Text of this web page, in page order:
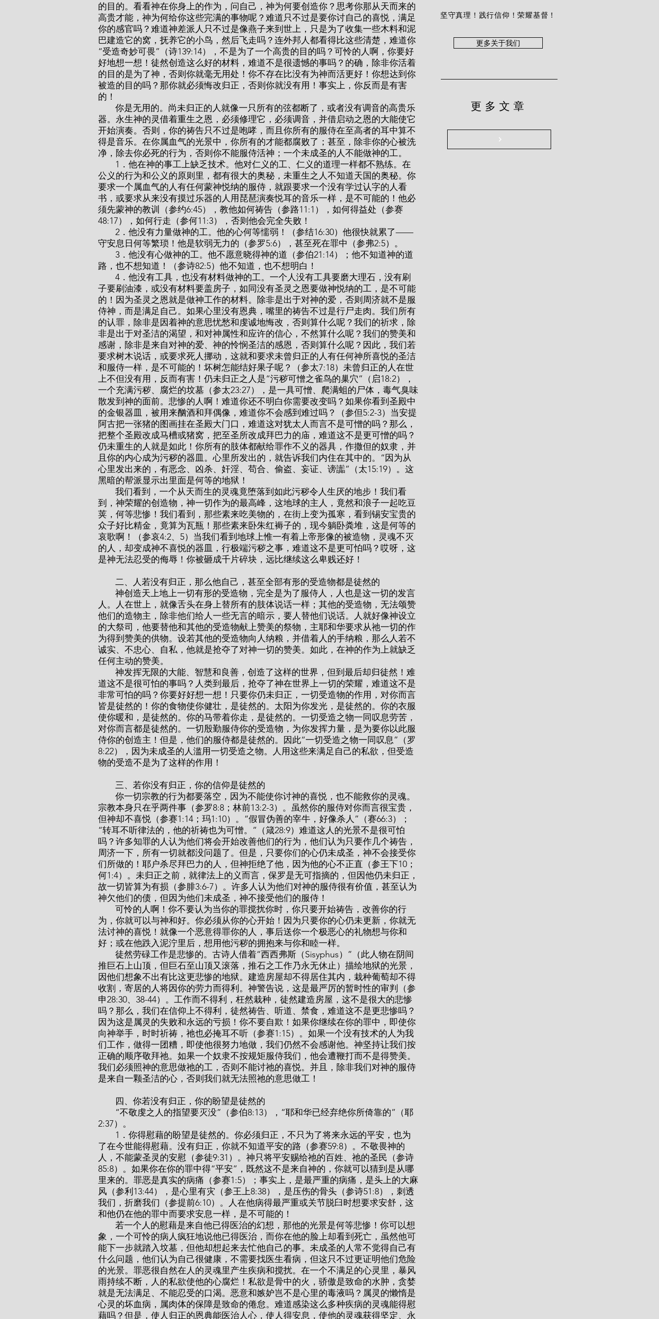
的目的。看看神在你身上的作为，问自己，神为何要创造你？思考你那从天而来的
高贵才能，神为何给你这些完满的事物呢？难道只不过是要你讨自己的喜悦，满足
你的感官吗？难道神差派人只不过是像燕子来到世上，只是为了收集一些木料和泥
巴建造它的窝，抚养它的小鸟，然后飞走吗？连外邦人都看得比这些清楚，难道你
“受造奇妙可畏”（诗139:14），不是为了一个高贵的目的吗？可怜的人啊，你要好
好地想一想！徒然创造这么好的材料，难道不是很遗憾的事吗？的确，除非你活着
的目的是为了神，否则你就毫无用处！你不存在比没有为神而活更好！你想达到你
被造的目的吗？那你就必须悔改归正，否则你就没有用！事实上，你反而是有害
的！
器。永生神的灵借着重生之恩，必须修理它，必须调音，并借启动之恩的大能使它
开始演奏。否则，你的祷告只不过是咆哮，而且你所有的服侍在至高者的耳中算不
得是音乐。在你属血气的光景中，你所有的才能都腐败了；甚至，除非你的心被洗
净，除去你必死的行为，否则你不能服侍活神；一个未成圣的人不能做神的工。
公义的行为和公义的原则里，都有很大的奥秘，未重生之人不知道天国的奥秘。你
要求一个属血气的人有任何蒙神悦纳的服侍，就跟要求一个没有学过认字的人看
书，或要求从来没有摸过乐器的人用琵琶演奏悦耳的音乐一样，是不可能的！他必
须先蒙神的教训（参约6:45），教他如何祷告（参路11:1），如何得益处（参赛
48:17），如何行走（参何11:3），否则他会完全失败！
守安息日何等繁琐！他是软弱无力的（参罗5:6），甚至死在罪中（参弗2:5）。
路，也不想知道！（参诗82:5）他不知道，也不想明白！
子要刷油漆，或没有材料要盖房子，如同没有圣灵之恩要做神悦纳的工，是不可能
的！因为圣灵之恩就是做神工作的材料。除非是出于对神的爱，否则周济就不是服
侍神，而是满足自己。如果心里没有恩典，嘴里的祷告不过是行尸走肉。我们所有
的认罪，除非是因着神的意思忧愁和虔诚地悔改，否则算什么呢？我们的祈求，除
非是出于对圣洁的渴望，和对神属性和应许的信心，不然算什么呢？我们的赞美和
感谢，除非是来自对神的爱、神的怜悯圣洁的感恩，否则算什么呢？因此，我们若
要求树木说话，或要求死人挪动，这就和要求未曾归正的人有任何神所喜悦的圣洁
和服侍一样，是不可能的！坏树怎能结好果子呢？（参太7:18）未曾归正的人在世
上不但没有用，反而有害！仍未归正之人是“污秽可憎之雀鸟的巢穴”（启18:2），
一个充满污秽、腐烂的坟墓（参太23:27），是一具可憎、爬满蛆的尸体，毒气臭味
散发到神的面前。悲惨的人啊！难道你还不明白你需要改变吗？如果你看到圣殿中
的金银器皿，被用来酗酒和拜偶像，难道你不会感到难过吗？（参但5:2-3）当安提
阿古把一张猪的图画挂在圣殿大门口，难道这对犹太人而言不是可憎的吗？那么，
把整个圣殿改成马槽或猪窝，把至圣所改成拜巴力的庙，难道这不是更可憎的吗？
仍未重生的人就是如此！你所有的肢体都献给罪作不义的器具，作撒但的奴隶，并
且你的内心成为污秽的器皿。心里所发出的，就告诉我们内住在其中的。“因为从
心里发出来的，有恶念、凶杀、奸淫、苟合、偷盗、妄证、谤讟”（太15:19）。这
黑暗的帮派显示出里面是何等的地狱！
到，神荣耀的创造物，神一切作为的最高峰，这地球的主人，竟然和浪子一起吃豆
荚，何等悲惨！我们看到，那些素来吃美物的，在街上变为孤寒，看到锡安宝贵的
众子好比精金，竟算为瓦瓶！那些素来卧朱红褥子的，现今躺卧粪堆，这是何等的
哀歌啊！（参哀4:2、5）当我们看到地球上惟一有着上帝形像的被造物，灵魂不灭
的人，却变成神不喜悦的器皿，行极端污秽之事，难道这不是更可怕吗？哎呀，这
是神无法忍受的侮辱！你被砸成千片碎块，远比继续这么卑贱还好！
       二、人若没有归正，那么他自己，甚至全部有形的受造物都是徒然的
人。人在世上，就像舌头在身上替所有的肢体说话一样；其他的受造物，无法颂赞
他们的造物主，除非他们给人一些无言的暗示，要人替他们说话。人就好像神设立
的大祭司，他要替他和其他的受造物献上赞美的祭物，主耶和华要求从祂一切的作
为得到赞美的供物。设若其他的受造物向人纳粮，并借着人的手纳粮，那么人若不
诚实、不忠心、自私，他就是抢夺了对神一切的赞美。如此，在神的作为上就缺乏
任何主动的赞美。
道这不是很可怕的事吗？人类到最后，抢夺了神在世界上一切的荣耀，难道这不是
非常可怕的吗？你要好好想一想！只要你仍未归正，一切受造物的作用，对你而言
皆是徒然的！你的食物使你健壮，是徒然的。太阳为你发光，是徒然的。你的衣服
使你暖和，是徒然的。你的马带着你走，是徒然的。一切受造之物一同叹息劳苦，
对你而言都是徒然的。一切殷勤服侍你的受造物，为你发挥力量，是为要你以此服
侍你的创造主！但是，他们的服侍都是徒然的。因此“一切受造之物一同叹息”（罗
8:22），因为未成圣的人滥用一切受造之物。人用这些来满足自己的私欲，但受造
物的受造不是为了这样的作用！
       三、若你没有归正，你的信仰是徒然的
宗教本身只在乎两件事（参罗8:8；林前13:2-3）。虽然你的服侍对你而言很宝贵，
但神却不喜悦（参赛1:14；玛1:10）。“假冒伪善的宰牛，好像杀人”（赛66:3）；
“转耳不听律法的，他的祈祷也为可憎。”（箴28:9）难道这人的光景不是很可怕
吗？许多知罪的人认为他们将会开始改善他们的行为，他们认为只要作几个祷告，
周济一下，所有一切就都没问题了。但是，只要你们的心仍未成圣，神不会接受你
们所做的！耶户杀尽拜巴力的人，但神拒绝了他，因为他的心不正直（参王下10；
何1:4）。未归正之前，就律法上的义而言，保罗是无可指摘的，但因他仍未归正，
故一切皆算为有损（参腓3:6-7）。许多人认为他们对神的服侍很有价值，甚至认为
神欠他们的债，但因为他们未成圣，神不接受他们的服侍！
为，你就可以与神和好。你必须从你的心开始！因为只要你的心仍未更新，你就无
法讨神的喜悦！就像一个恶意得罪你的人，事后送你一个极恶心的礼物想与你和
好；或在他跌入泥泞里后，想用他污秽的拥抱来与你和睦一样。
推巨石上山顶，但巨石至山顶又滚落，推石之工作乃永无休止）描绘地狱的光景，
因他们想象不出有比这更悲惨的地狱。建造房屋却不得居住其内，栽种葡萄却不得
收割，寄居的人将因你的劳力而得利。神警告说，这是最严厉的暂时性的审判（参
申28:30、38-44）。工作而不得利，枉然栽种，徒然建造房屋，这不是很大的悲惨
吗？那么，我们在信仰上不得利，徒然祷告、听道、禁食，难道这不是更悲惨吗？
因为这是属灵的失败和永远的亏损！你不要自欺！如果你继续在你的罪中，即使你
向神举手，时时祈祷，祂也必掩耳不听（参赛1:15）。如果一个没有技术的人为我
们工作，做得一团糟，即使他很努力地做，我们仍然不会感谢他。神坚持让我们按
正确的顺序敬拜祂。如果一个奴隶不按规矩服侍我们，他会遭鞭打而不是得赞美。
我们必须照神的意思做祂的工，否则不能讨祂的喜悦。并且，除非我们对神的服侍
是来自一颗圣洁的心，否则我们就无法照祂的意思做工！
       四、你若没有归正，你的盼望是徒然的
2:37）。
了在今世能得慰藉。没有归正，你就不知道平安的路（参赛59:8）。不敬畏神的
人，不能蒙圣灵的安慰（参徒9:31）。神只将平安赐给祂的百姓、祂的圣民（参诗
85:8）。如果你在你的罪中得“平安”，既然这不是来自神的，你就可以猜到是从哪
里来的。罪恶是真实的病痛（参赛1:5）；事实上，是最严重的病痛，是头上的大麻
风（参利13:44），是心里有灾（参王上8:38），是压伤的骨头（参诗51:8），刺透
我们，折磨我们（参提前6:10）。人在他病得最严重或关节脱臼时想要求安舒，这
和他仍在他的罪中而要求安息一样，是不可能的！
象，一个可怜的病人疯狂地说他已得医治，而你在他的脸上却看到死亡，虽然他可
能下一步就踏入坟墓，但他却想起来去忙他自己的事。未成圣的人常不觉得自己有
什么问题，他们认为自己很健康，不需要找医生看病，但这只不过更证明他们危险
的光景。罪恶很自然在人的灵魂里产生疾病和搅扰。在一个不满足的心灵里，暴风
雨持续不断，人的私欲使他的心腐烂！私欲是骨中的火，骄傲是致命的水肿，贪婪
就是无法满足、不能忍受的口渴。恶意和嫉妒岂不是心里的毒液吗？属灵的懒惰是
心灵的坏血病，属肉体的保障是致命的倦怠。难道感染这么多种疾病的灵魂能得慰
藉吗？但是，使人归正的恩典能医治人心，使人得安息，使他的灵魂获得坚定、永
坚守真理！践行信仰！荣耀基督！
更多关于我们
更多文章